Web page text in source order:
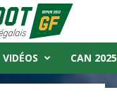
VIDÉOS CAN 2025